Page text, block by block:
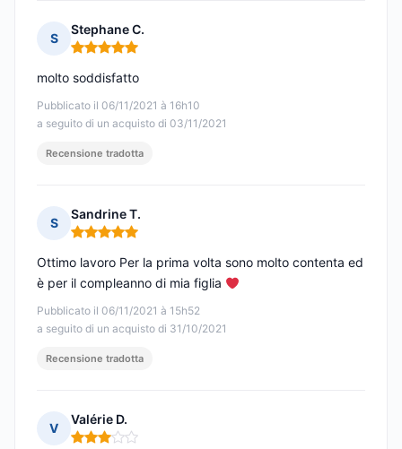
S
Stephane C.
Nota: 5 su 5
Pubblicato il 06/11/2021 à 16h10
a seguito di un acquisto di 03/11/2021
molto soddisfatto
Recensione tradotta
S
Sandrine T.
Nota: 5 su 5
Pubblicato il 06/11/2021 à 15h52
a seguito di un acquisto di 31/10/2021
Ottimo lavoro Per la prima volta sono molto contenta ed
è per il compleanno di mia figlia
Recensione tradotta
V
Valérie D.
Nota: 3 su 5